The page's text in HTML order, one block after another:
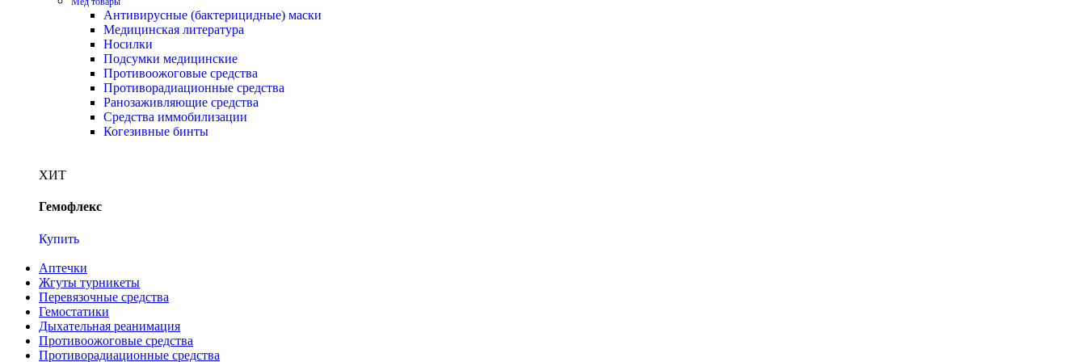
Антивирусные (бактерицидные) маски
Медицинская литература
Носилки
Подсумки медицинские
Противоожоговые средства
Противорадиационные средства
Ранозаживляющие средства
Средства иммобилизации
Когезивные бинты
ХИТ
Гемофлекс
Купить
Аптечки
Жгуты турникеты
Перевязочные средства
Гемостатики
Дыхательная реанимация
Противоожоговые средства
Противорадиационные средства